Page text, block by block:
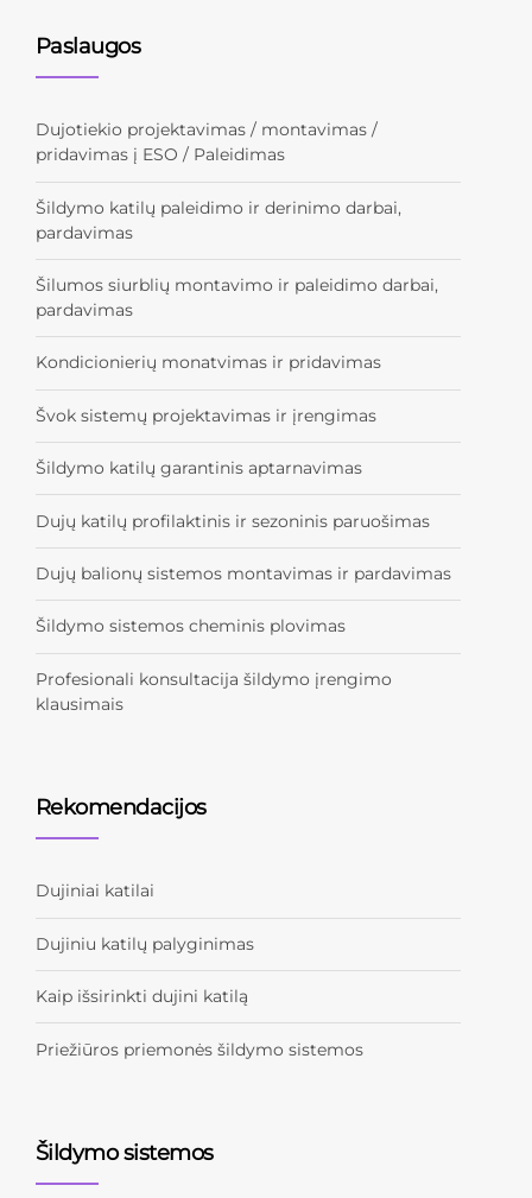
Paslaugos
Dujotiekio projektavimas / montavimas /
pridavimas į ESO / Paleidimas
Šildymo katilų paleidimo ir derinimo darbai,
pardavimas
Šilumos siurblių montavimo ir paleidimo darbai,
pardavimas
Kondicionierių monatvimas ir pridavimas
Švok sistemų projektavimas ir įrengimas
Šildymo katilų garantinis aptarnavimas
Dujų katilų profilaktinis ir sezoninis paruošimas
Dujų balionų sistemos montavimas ir pardavimas
Šildymo sistemos cheminis plovimas
Profesionali konsultacija šildymo įrengimo
klausimais
Rekomendacijos
Dujiniai katilai
Dujiniu katilų palyginimas
Kaip išsirinkti dujini katilą
Priežiūros priemonės šildymo sistemos
Šildymo sistemos